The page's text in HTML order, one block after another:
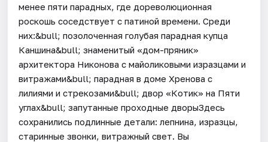
менее пяти парадных, где дореволюционная
роскошь соседствует с патиной времени. Среди
них:&bull; позолоченная голубая парадная купца
Каншина&bull; знаменитый «дом-пряник»
архитектора Никонова с майоликовыми изразцами и
витражами&bull; парадная в доме Хренова с
лилиями и стрекозами&bull; двор «Котик» на Пяти
углах&bull; запутанные проходные дворыЗдесь
сохранились подлинные детали: лепнина, изразцы,
старинные звонки, витражный свет. Вы